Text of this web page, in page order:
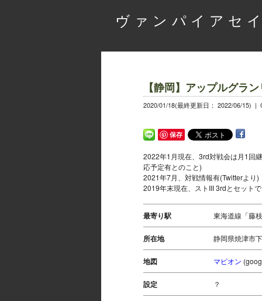
ヴァンパイアセ
【静岡】アップルグラ
2020/01/18(最終更新日： 2022/06/15) |
保存
2022年1月現在、3rd対戦会は月1回
応予定有とのこと)
2021年7月、対戦情報有(Twitterより)
2019年末現在、ストIII 3rdとセット
最寄り駅 東海道線「藤
所在地 静岡県焼津市
地図 マピオン
設定 ？